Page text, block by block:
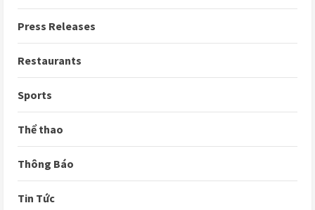
Press Releases
Restaurants
Sports
Thể thao
Thông Báo
Tin Tức